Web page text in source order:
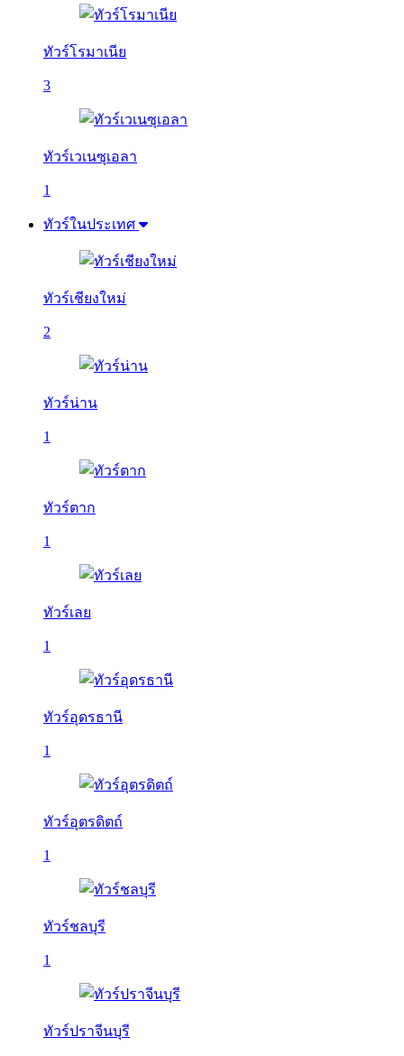
ทัวร์โรมาเนีย
3
ทัวร์เวเนซุเอลา
1
ทัวร์ในประเทศ
ทัวร์เชียงใหม่
2
ทัวร์น่าน
1
ทัวร์ตาก
1
ทัวร์เลย
1
ทัวร์อุดรธานี
1
ทัวร์อุตรดิตถ์
1
ทัวร์ชลบุรี
1
ทัวร์ปราจีนบุรี